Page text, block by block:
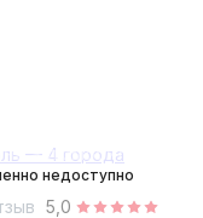
недоступно
на автомобиле
5,0